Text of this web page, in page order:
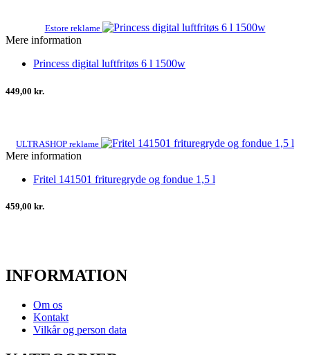
Estore reklame
Mere information
Princess digital luftfritøs 6 l 1500w
449,00 kr.
ULTRASHOP reklame
Mere information
Fritel 141501 frituregryde og fondue 1,5 l
459,00 kr.
INFORMATION
Om os
Kontakt
Vilkår og person data